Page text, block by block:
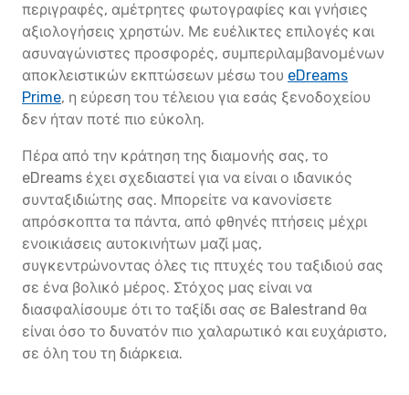
περιγραφές, αμέτρητες φωτογραφίες και γνήσιες
αξιολογήσεις χρηστών. Με ευέλικτες επιλογές και
ασυναγώνιστες προσφορές, συμπεριλαμβανομένων
αποκλειστικών εκπτώσεων μέσω του eDreams
Prime, η εύρεση του τέλειου για εσάς ξενοδοχείου
δεν ήταν ποτέ πιο εύκολη.
Πέρα από την κράτηση της διαμονής σας, το
eDreams έχει σχεδιαστεί για να είναι ο ιδανικός
συνταξιδιώτης σας. Μπορείτε να κανονίσετε
απρόσκοπτα τα πάντα, από φθηνές πτήσεις μέχρι
ενοικιάσεις αυτοκινήτων μαζί μας,
συγκεντρώνοντας όλες τις πτυχές του ταξιδιού σας
σε ένα βολικό μέρος. Στόχος μας είναι να
διασφαλίσουμε ότι το ταξίδι σας σε Balestrand θα
είναι όσο το δυνατόν πιο χαλαρωτικό και ευχάριστο,
σε όλη του τη διάρκεια.